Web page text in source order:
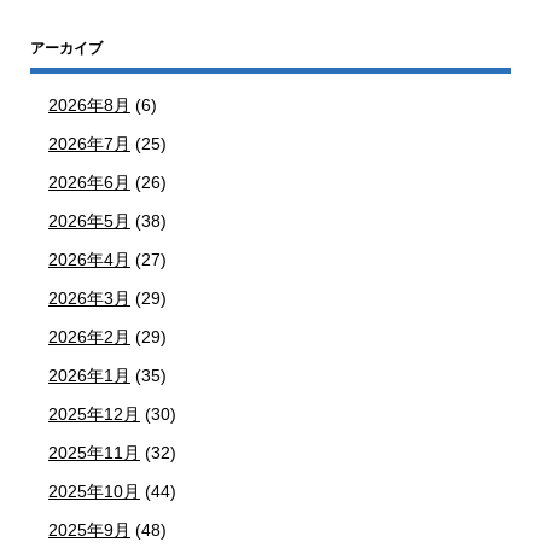
アーカイブ
2026年8月 (6)
2026年7月 (25)
2026年6月 (26)
2026年5月 (38)
2026年4月 (27)
2026年3月 (29)
2026年2月 (29)
2026年1月 (35)
2025年12月 (30)
2025年11月 (32)
2025年10月 (44)
2025年9月 (48)